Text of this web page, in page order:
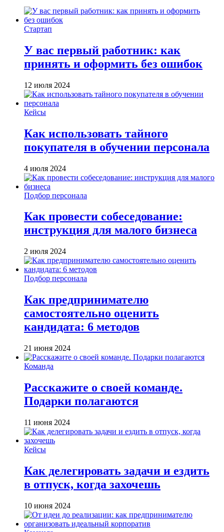
Стартап
У вас первый работник: как
принять и оформить без ошибок
12 июля 2024
Кейсы
Как использовать тайного
покупателя‎ в обучении персонала
4 июля 2024
Подбор персонала
Как провести собеседование:
инструкция для малого бизнеса
2 июля 2024
Подбор персонала
Как предпринимателю
самостоятельно оценить
кандидата: 6 методов
21 июня 2024
Команда
Расскажите о своей команде.
Подарки полагаются
11 июня 2024
Кейсы
Как делегировать задачи и ездить
в отпуск, когда захочешь
10 июня 2024